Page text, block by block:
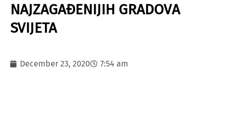
NAJZAGAĐENIJIH GRADOVA
SVIJETA
December 23, 2020 7:54 am